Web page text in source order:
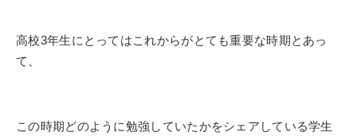
高校3年生にとってはこれからがとても重要な時期とあっ
て、
この時期どのように勉強していたかをシェアしている学生